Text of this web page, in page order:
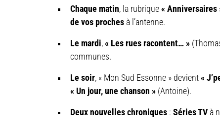
Chaque matin, la rubrique« Anniversaires
de vos proches à l’antenne.
Le mardi,« Les rues racontent… »
communes.
Le soir, « Mon Sud Essonne » devient«
« Un jour, une chanson » (Antoine).
Deux nouvelles chroniques :Séries TV à